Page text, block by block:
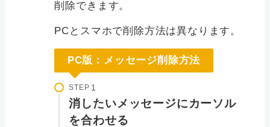
削除できます。
PCとスマホで削除方法は異なります。
PC版：メッセージ削除方法
STEP
消したいメッセージにカーソル
を合わせる